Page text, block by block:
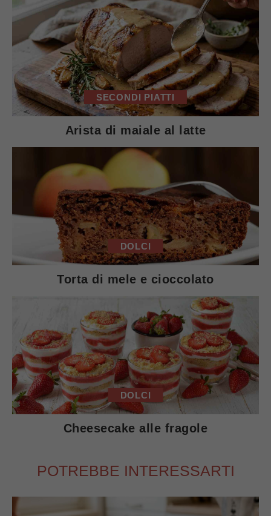
SECONDI PIATTI
Arista di maiale al latte
DOLCI
Torta di mele e cioccolato
DOLCI
Cheesecake alle fragole
POTREBBE INTERESSARTI